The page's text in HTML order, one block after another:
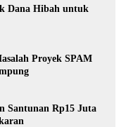
Dana Hibah untuk
Proyek SPAM
Santunan Rp15 Juta